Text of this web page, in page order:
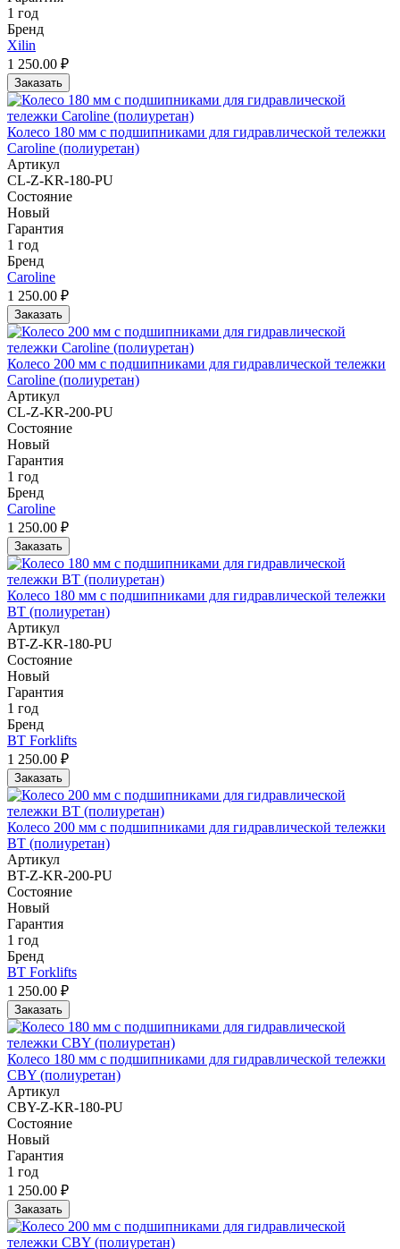
1 год
Бренд
Xilin
1 250.00 ₽
Заказать
Колесо 180 мм с подшипниками для гидравлической тележки
Caroline (полиуретан)
Артикул
CL-Z-KR-180-PU
Состояние
Новый
Гарантия
1 год
Бренд
Caroline
1 250.00 ₽
Заказать
Колесо 200 мм с подшипниками для гидравлической тележки
Caroline (полиуретан)
Артикул
CL-Z-KR-200-PU
Состояние
Новый
Гарантия
1 год
Бренд
Caroline
1 250.00 ₽
Заказать
Колесо 180 мм с подшипниками для гидравлической тележки
BT (полиуретан)
Артикул
BT-Z-KR-180-PU
Состояние
Новый
Гарантия
1 год
Бренд
BT Forklifts
1 250.00 ₽
Заказать
Колесо 200 мм с подшипниками для гидравлической тележки
BT (полиуретан)
Артикул
BT-Z-KR-200-PU
Состояние
Новый
Гарантия
1 год
Бренд
BT Forklifts
1 250.00 ₽
Заказать
Колесо 180 мм с подшипниками для гидравлической тележки
CBY (полиуретан)
Артикул
CBY-Z-KR-180-PU
Состояние
Новый
Гарантия
1 год
1 250.00 ₽
Заказать